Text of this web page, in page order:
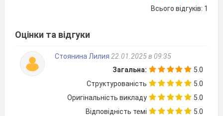
розраховував витратити
передачу по телебаченню він дивився на
год. менше, ніж виконував домашнє завдання.
Скільки часу учень витратив на виконання
домашнього завдання і перегляд спортивних
Всього відгуків: 1
Оцінки та відгуки
Стоянина Лилия 22.01.2025 в 09:35
Загальна:
5.0
Структурованість
5.0
Оригінальність викладу
5.0
Відповідність темі
5.0